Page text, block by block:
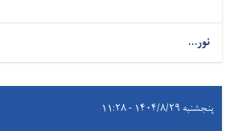
نور...
پنجشنبه ۱۴۰۴/۸/۲۹ - ۱۱:۲۸